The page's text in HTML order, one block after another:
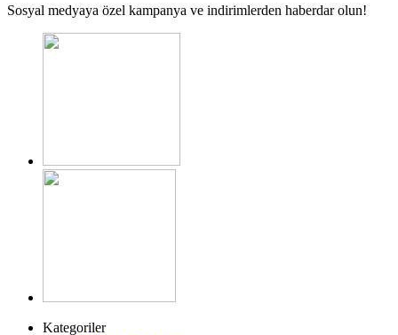
Sosyal medyaya özel kampanya ve indirimlerden haberdar olun!
Kategoriler